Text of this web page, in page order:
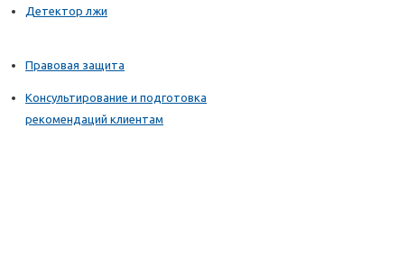
Детектор лжи
Правовая защита
Консультирование и подготовка
рекомендаций клиентам